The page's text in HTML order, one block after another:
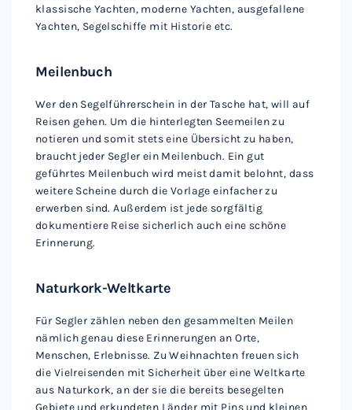
klassische Yachten, moderne Yachten, ausgefallene
Yachten, Segelschiffe mit Historie etc.
Meilenbuch
Wer den Segelführerschein in der Tasche hat, will auf
Reisen gehen. Um die hinterlegten Seemeilen zu
notieren und somit stets eine Übersicht zu haben,
braucht jeder Segler ein Meilenbuch. Ein gut
geführtes Meilenbuch wird meist damit belohnt, dass
weitere Scheine durch die Vorlage einfacher zu
erwerben sind. Außerdem ist jede sorgfältig
dokumentiere Reise sicherlich auch eine schöne
Erinnerung.
Naturkork-Weltkarte
Für Segler zählen neben den gesammelten Meilen
nämlich genau diese Erinnerungen an Orte,
Menschen, Erlebnisse. Zu Weihnachten freuen sich
die Vielreisenden mit Sicherheit über eine Weltkarte
aus Naturkork, an der sie die bereits besegelten
Gebiete und erkundeten Länder mit Pins und kleinen